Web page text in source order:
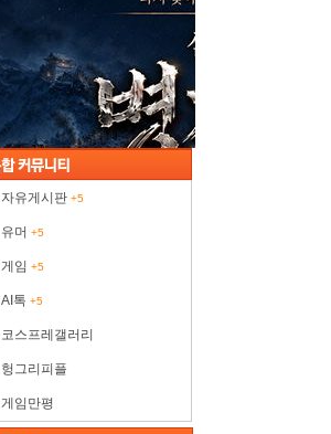
자유게시판 +5
유머 +5
게임 +5
AI톡 +5
코스프레갤러리
헝그리피플
게임만평